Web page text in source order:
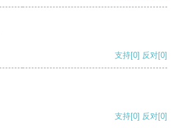
支持[0] 反对[0]
支持[0] 反对[0]